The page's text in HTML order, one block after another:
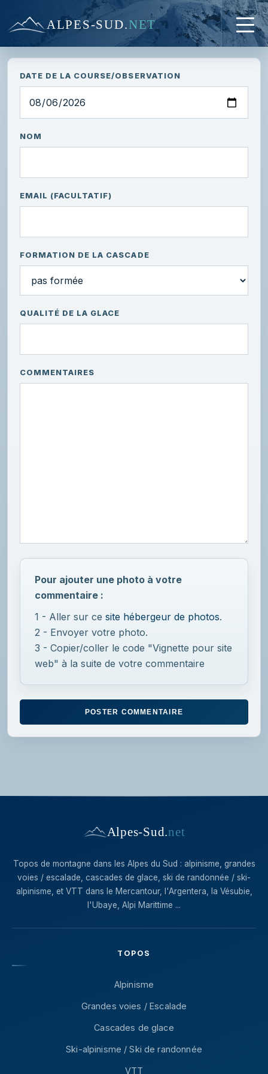
ALPES-SUD.NET
DATE DE LA COURSE/OBSERVATION
NOM
EMAIL (FACULTATIF)
FORMATION DE LA CASCADE
QUALITÉ DE LA GLACE
COMMENTAIRES
Pour ajouter une photo à votre
commentaire :
1 - Aller sur ce site hébergeur de photos.
2 - Envoyer votre photo.
3 - Copier/coller le code "Vignette pour site
web" à la suite de votre commentaire
Alpes-Sud.net
Topos de montagne dans les Alpes du Sud : alpinisme, grandes
voies / escalade, cascades de glace, ski de randonnée / ski-
alpinisme, et VTT dans le Mercantour, l'Argentera, la Vésubie,
l'Ubaye, Alpi Marittime ...
TOPOS
Alpinisme
Grandes voies / Escalade
Cascades de glace
Ski-alpinisme / Ski de randonnée
VTT